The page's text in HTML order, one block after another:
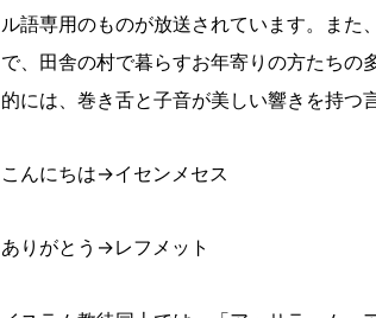
ル語専用のものが放送されています。また
で、田舎の村で暮らすお年寄りの方たちの
的には、巻き舌と子音が美しい響きを持つ
こんにちは→イセンメセス
ありがとう→レフメット